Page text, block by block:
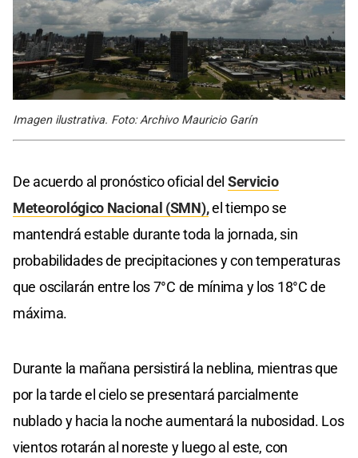
Imagen ilustrativa. Foto: Archivo Mauricio Garín
De acuerdo al pronóstico oficial del Servicio
Meteorológico Nacional (SMN),el tiempo se
mantendrá estable durante toda la jornada, sin
probabilidades de precipitaciones y con temperaturas
que oscilarán entre los 7°C de mínima y los 18°C de
máxima.
Durante la mañana persistirá la neblina, mientras que
por la tarde el cielo se presentará parcialmente
nublado y hacia la noche aumentará la nubosidad. Los
vientos rotarán al noreste y luego al este, con